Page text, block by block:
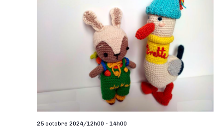
25 octobre 2024/12h00 - 14h00